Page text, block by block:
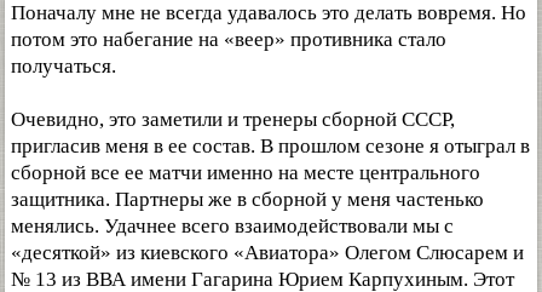
Поначалу мне не всегда удавалось это делать вовремя. Но
потом это набегание на «веер» противника стало
получаться.
Очевидно, это заметили и тренеры сборной СССР,
пригласив меня в ее состав. В прошлом сезоне я отыграл в
сборной все ее матчи именно на месте центрального
защитника. Партнеры же в сборной у меня частенько
менялись. Удачнее всего взаимодействовали мы с
«десяткой» из киевского «Авиатора» Олегом Слюсарем и
№ 13 из ВВА имени Гагарина Юрием Карпухиным. Этот